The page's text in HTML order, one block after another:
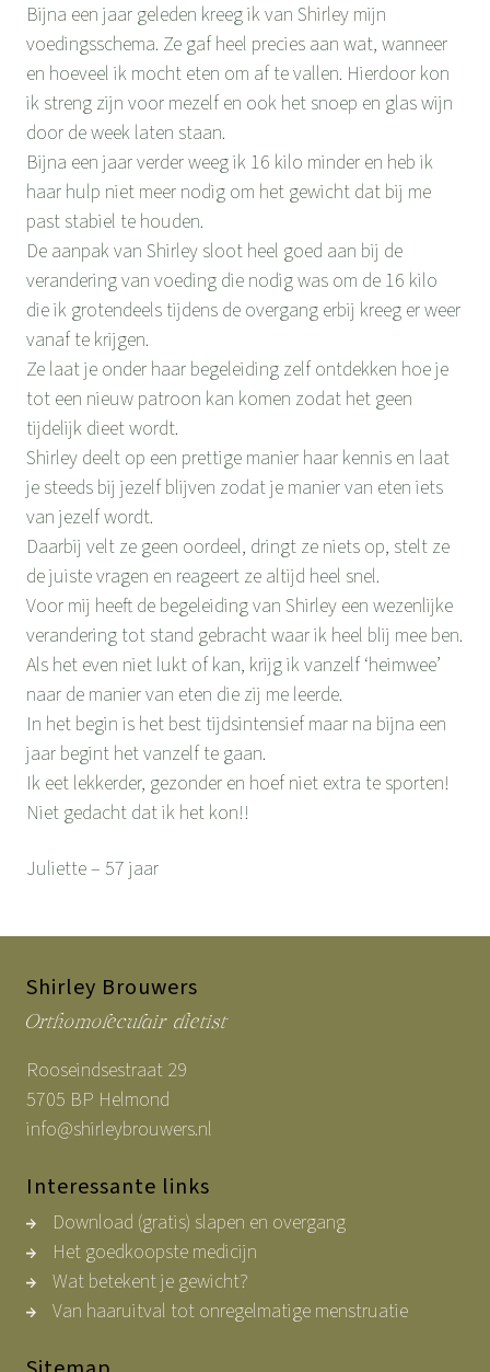
Bijna een jaar geleden kreeg ik van Shirley mijn
voedingsschema. Ze gaf heel precies aan wat, wanneer
en hoeveel ik mocht eten om af te vallen. Hierdoor kon
ik streng zijn voor mezelf en ook het snoep en glas wijn
door de week laten staan.
Bijna een jaar verder weeg ik 16 kilo minder en heb ik
haar hulp niet meer nodig om het gewicht dat bij me
past stabiel te houden.
De aanpak van Shirley sloot heel goed aan bij de
verandering van voeding die nodig was om de 16 kilo
die ik grotendeels tijdens de overgang erbij kreeg er weer
vanaf te krijgen.
Ze laat je onder haar begeleiding zelf ontdekken hoe je
tot een nieuw patroon kan komen zodat het geen
tijdelijk dieet wordt.
Shirley deelt op een prettige manier haar kennis en laat
je steeds bij jezelf blijven zodat je manier van eten iets
van jezelf wordt.
Daarbij velt ze geen oordeel, dringt ze niets op, stelt ze
de juiste vragen en reageert ze altijd heel snel.
Voor mij heeft de begeleiding van Shirley een wezenlijke
verandering tot stand gebracht waar ik heel blij mee ben.
Als het even niet lukt of kan, krijg ik vanzelf ‘heimwee’
naar de manier van eten die zij me leerde.
In het begin is het best tijdsintensief maar na bijna een
jaar begint het vanzelf te gaan.
Ik eet lekkerder, gezonder en hoef niet extra te sporten!
Niet gedacht dat ik het kon!!
Juliette – 57 jaar
Shirley Brouwers
Orthomoleculair dietist
Rooseindsestraat 29
5705 BP Helmond
info@shirleybrouwers.nl
Interessante links
Download (gratis) slapen en overgang
Het goedkoopste medicijn
Wat betekent je gewicht?
Van haaruitval tot onregelmatige menstruatie